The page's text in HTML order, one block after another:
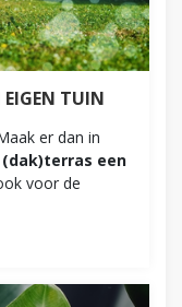
TUIN
er dan in
een
voor de